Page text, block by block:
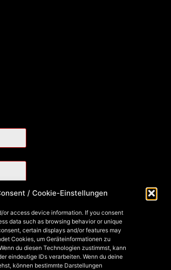
/ Cookie-Einstellungen
or access device information. If you consent
data such as browsing behavior or unique
certain displays and/or features may
Cookies, um Geräteinformationen zu
du diesen Technologien zustimmst, kann
eindeutige IDs verarbeiten. Wenn du deine
können bestimmte Darstellungen